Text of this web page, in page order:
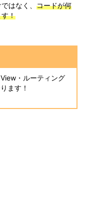
はなく、 コードが何
！
・ルーティング
ます！